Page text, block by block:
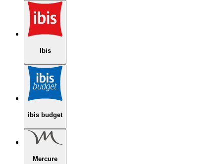
Ibis
ibis budget
Mercure